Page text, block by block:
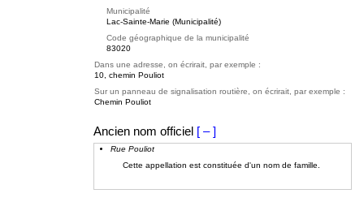
Municipalité
Lac-Sainte-Marie (Municipalité)
Code géographique de la municipalité
83020
Dans une adresse, on écrirait, par exemple :
10, chemin Pouliot
Sur un panneau de signalisation routière, on écrirait, par exemple :
Chemin Pouliot
Ancien nom officiel [ – ]
Rue Pouliot
Cette appellation est constituée d'un nom de famille.